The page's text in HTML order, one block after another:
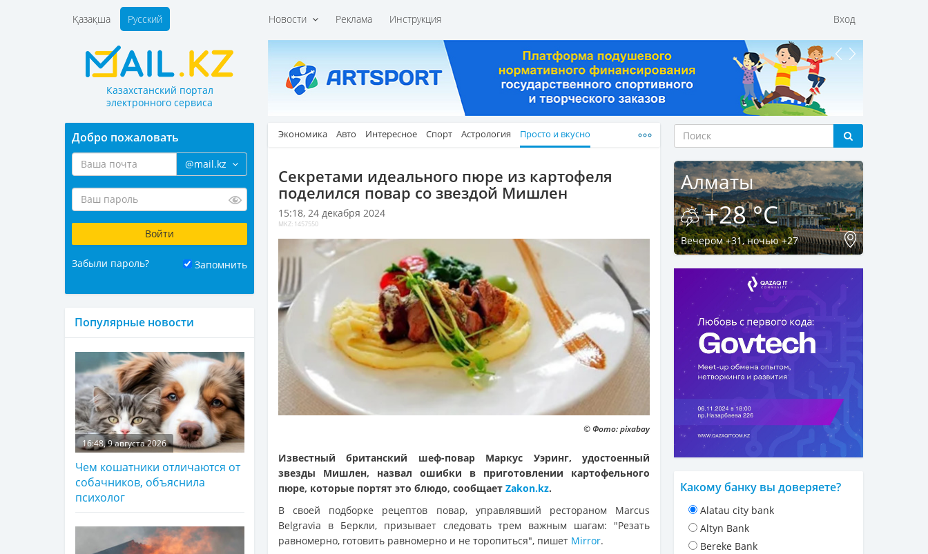
Новости Реклама Инструкция Вход
Қазақша Русский
Казахстанский портал
электронного сервиса
Экономика Авто Интересное Спорт Астрология Просто и вкусно
Секретами идеального пюре из картофеля
поделился повар со звездой Мишлен
15:18, 24 декабря 2024
MKZ: 1457550
© Фото: pixabay
Известный британский шеф-повар Маркус Уэринг, удостоенный
звезды Мишлен, назвал ошибки в приготовлении картофельного
пюре, которые портят это блюдо, сообщает Zakon.kz.
В своей подборке рецептов повар, управлявший рестораном Marcus
Belgravia в Беркли, призывает следовать трем важным шагам: "Резать
равномерно, готовить равномерно и не торопиться", пишет Mirror.
Добро пожаловать
@mail.kz
Забыли пароль? Запомнить
Популярные новости
16:48, 9 августа 2026
Чем кошатники отличаются от
собачников, объяснила
психолог
Алматы
+28 °C
Вечером +31, ночью +27
Какому банку вы доверяете?
Alatau city bank
Altyn Bank
Bereke Bank